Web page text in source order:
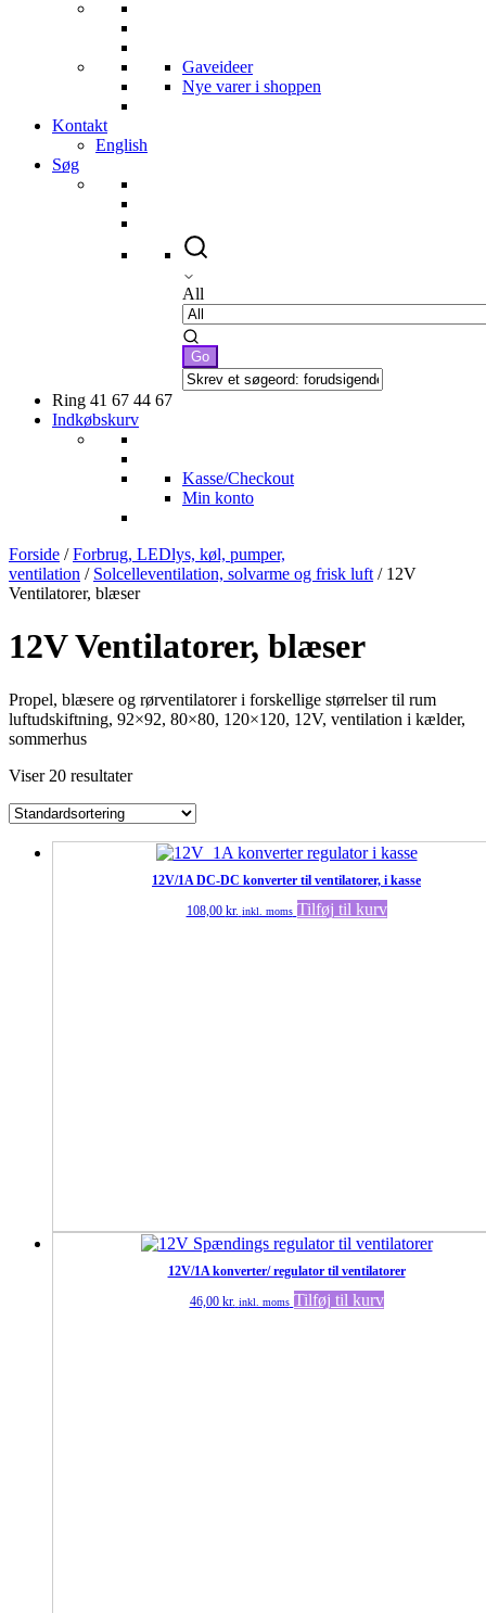
Gaveideer
Nye varer i shoppen
Kontakt
English
Søg
All
Ring 41 67 44 67
Indkøbskurv
Kasse/Checkout
Min konto
Forside /Forbrug, LEDlys, køl, pumper,
ventilation / Solcelleventilation, solvarme og frisk luft / 12V
Ventilatorer, blæser
12V Ventilatorer, blæser
Propel, blæsere og rørventilatorer i forskellige størrelser til rum
luftudskiftning, 92×92, 80×80, 120×120, 12V, ventilation i kælder,
sommerhus
Viser 20 resultater
12V/1A DC-DC konverter til ventilatorer, i kasse
108,00 kr. inkl. moms Tilføj til kurv
12V/1A konverter/ regulator til ventilatorer
46,00 kr. inkl. moms Tilføj til kurv